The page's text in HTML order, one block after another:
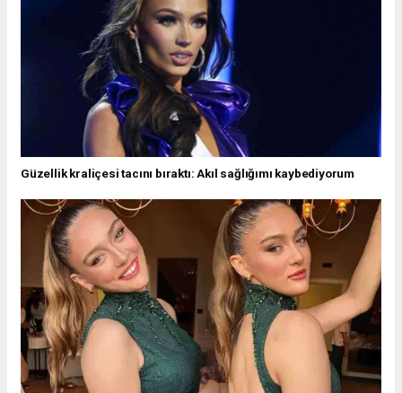
Güzellik kraliçesi tacını bıraktı: Akıl sağlığımı kaybediyorum